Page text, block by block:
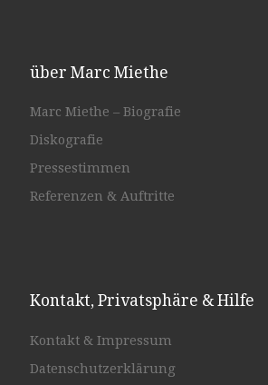
über Marc Miethe
Marc Miethe – Biografie
Diskografie
Pressestimmen
Referenzen & Auftritte
Kontakt, Privatsphäre & Hilfe
Kontakt & Impressum
Datenschutzerklärung